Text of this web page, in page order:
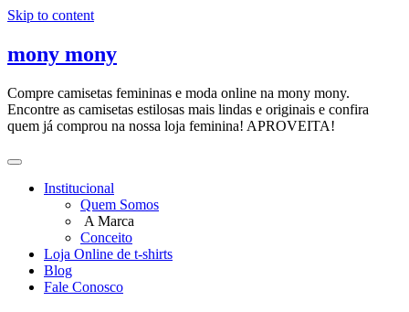
Skip to content
mony mony
Compre camisetas femininas e moda online na mony mony.
Encontre as camisetas estilosas mais lindas e originais e confira
quem já comprou na nossa loja feminina! APROVEITA!
Institucional
Quem Somos
A Marca
Conceito
Loja Online de t-shirts
Blog
Fale Conosco